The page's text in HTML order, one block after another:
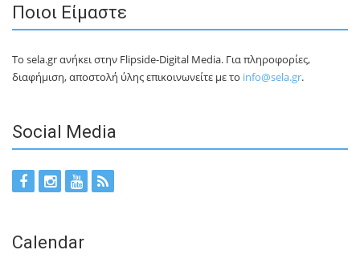
Ποιοι Είμαστε
Το sela.gr ανήκει στην Flipside-Digital Media. Για πληροφορίες,
διαφήμιση, αποστολή ύλης επικοινωνείτε με το info@sela.gr.
Social Media
Calendar